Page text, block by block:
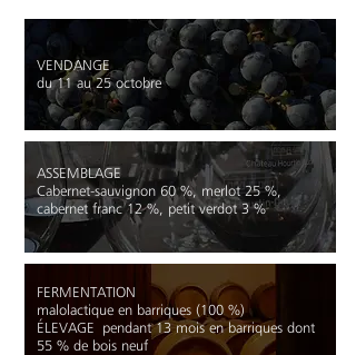
VENDANGE
du 11 au 25 octobre
FERMENTATION
malolactique en barriques (100 %)
ÉLEVAGE pendant 13 mois en barriques dont
55 % de bois neuf
ASSEMBLAGE
Cabernet-sauvignon 60 %, merlot 25 %,
cabernet franc 12 %, petit verdot 3 %